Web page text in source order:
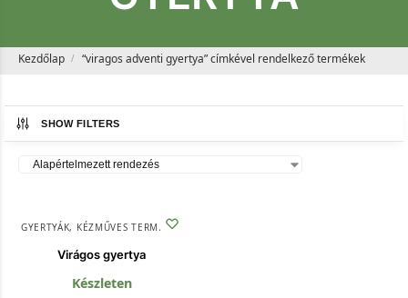
Kezdőlap / “viragos adventi gyertya” címkével rendelkező termékek
SHOW FILTERS
GYERTYÁK, KÉZMŰVES TERMÉKEK
Virágos gyertya
Készleten